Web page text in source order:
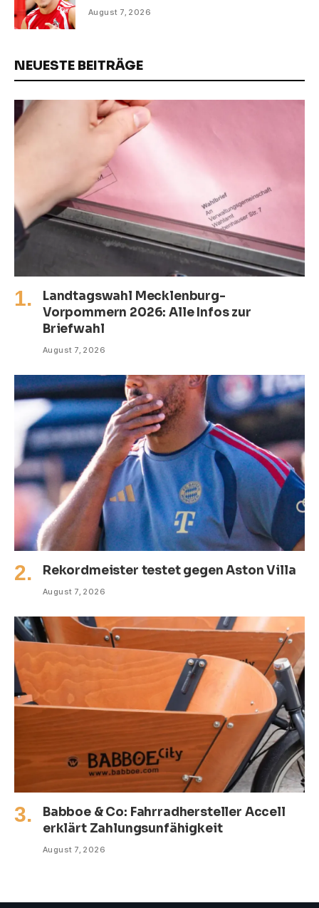
August 7, 2026
NEUESTE BEITRÄGE
Landtagswahl Mecklenburg-
Vorpommern 2026: Alle Infos zur
Briefwahl
August 7, 2026
Rekordmeister testet gegen Aston Villa
August 7, 2026
Babboe & Co: Fahrradhersteller Accell
erklärt Zahlungsunfähigkeit
August 7, 2026